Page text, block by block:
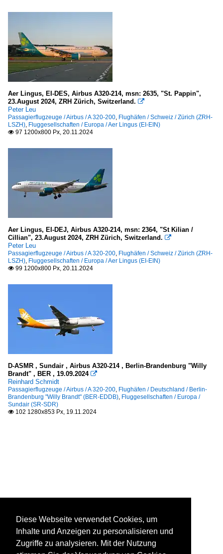
Aer Lingus, EI-DES, Airbus A320-214, msn: 2635, "St. Pappin",
23.August 2024, ZRH Zürich, Switzerland. 
Peter Leu
Passagierflugzeuge / Airbus / A 320-200, Flughäfen / Schweiz / Zürich (ZRH-
LSZH), Fluggesellschaften / Europa / Aer Lingus (EI-EIN)
 97 1200x800 Px, 20.11.2024
Aer Lingus, EI-DEJ, Airbus A320-214, msn: 2364, "St Kilian /
Cillian", 23.August 2024, ZRH Zürich, Switzerland. 
Peter Leu
Passagierflugzeuge / Airbus / A 320-200, Flughäfen / Schweiz / Zürich (ZRH-
LSZH), Fluggesellschaften / Europa / Aer Lingus (EI-EIN)
 99 1200x800 Px, 20.11.2024
D-ASMR , Sundair , Airbus A320-214 , Berlin-Brandenburg "Willy
Brandt" , BER , 19.09.2024 
Reinhard Schmidt
Passagierflugzeuge / Airbus / A 320-200, Flughäfen / Deutschland / Berlin-
Brandenburg "Willy Brandt" (BER-EDDB), Fluggesellschaften / Europa /
Sundair (SR-SDR)
 102 1280x853 Px, 19.11.2024
Diese Webseite verwendet Cookies, um
Inhalte und Anzeigen zu personalisieren und
Zugriffe zu analysieren. Mit der Nutzung